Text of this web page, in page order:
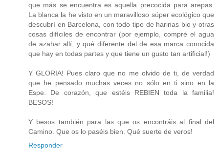
que más se encuentra es aquella precocida para arepas.
La blanca la he visto en un maravilloso súper ecológico que
descubrí en Barcelona, con todo tipo de harinas bio y otras
cosas difíciles de encontrar (por ejemplo, compré el agua
de azahar allí, y qué diferente del de esa marca conocida
que hay en todas partes y que tiene un gusto tan artificial!)
Y GLORIA! Pues claro que no me olvido de ti, de verdad
que he pensado muchas veces no sólo en ti sino en la
Espe. De corazón, que estéis REBIEN toda la familia!
BESOS!
Y besos también para las que os encontráis al final del
Camino. Que os lo paséis bien. Qué suerte de veros!
Responder